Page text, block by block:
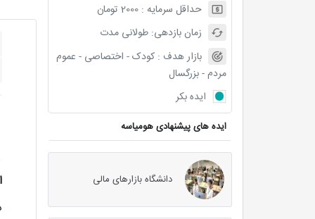
حداقل سرمایه :2000 تومان
زمان بازدهی:طولانی مدت
بازار هدف :کودک - اختصاصی - عموم
مردم - بزرگسال
ایده بکر
ایده های پیشنهادی هومیاسه
دانشگاه بازارهای مالی